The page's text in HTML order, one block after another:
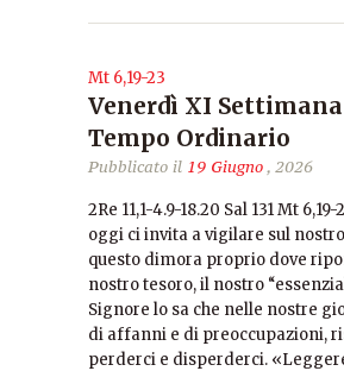
Mt 6,19-23
Venerdì XI
Tempo Ordinario
Pubblicato il 19 Giugno, 2026
2Re 11,1-4.9-18.20 Sal 131 Mt
oggi ci invita a vigilare sul
questo dimora proprio dove
nostro tesoro, il nostro
Signore lo sa che nelle nostre
di affanni e di preoccupazioni,
perderci e disperderci.